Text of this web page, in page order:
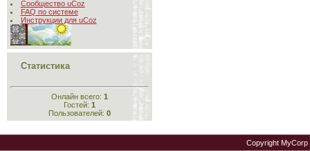
Сообщество uCoz
FAQ по системе
Инструкции для uCoz
Статистика
Онлайн всего: 1
Гостей: 1
Пользователей: 0
Copyright MyCorp